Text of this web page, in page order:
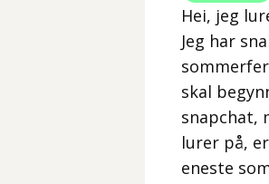
Hei, jeg
Jeg har
skal
snapchat,
lurer på,
eneste